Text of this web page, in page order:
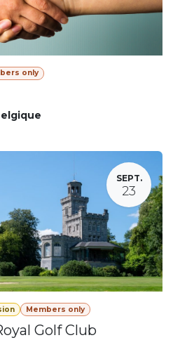
only
SEPT.
23
Members only
Golf Club